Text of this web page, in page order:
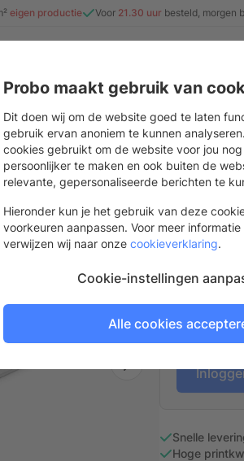
eigen productie Voor21.30 uur besteld, morgen
Beurs & evenement Interieur
De
Log in
Om te
Snelle
Hoge
Probo maakt gebruik van
Dit doen wij om de website goed te laten
gebruik ervan anoniem te kunnen
cookies gebruikt om de website voor jou
persoonlijker te maken en ook buiten de
relevante, gepersonaliseerde berichten te
Hieronder kun je het gebruik van deze
voorkeuren aanpassen. Voor meer
verwijzen wij naar onze cookieverklaring.
Cookie-instellingen
Alle cookies